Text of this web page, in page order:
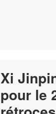
Xi
pour le